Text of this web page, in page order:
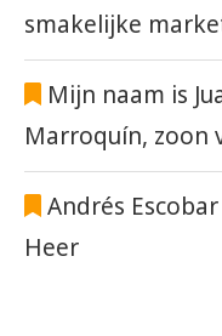
smakelijke
Mijn naam is
Marroquín, zoon
Andrés
Heer